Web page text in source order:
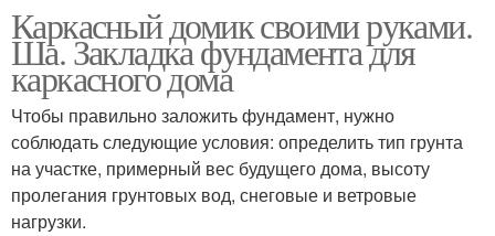
Каркасный домик своими руками.
Ша. Закладка фундамента для
каркасного дома
Чтобы правильно заложить фундамент, нужно
соблюдать следующие условия: определить тип грунта
на участке, примерный вес будущего дома, высоту
пролегания грунтовых вод, снеговые и ветровые
нагрузки.